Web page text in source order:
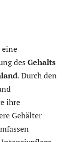
des Gehalts
. Durch den
ihre
Gehälter